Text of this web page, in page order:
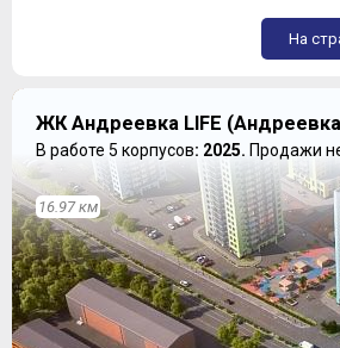
На
ЖК Андреевка LIFE
В работе 5 корпусов: 2025. Продажи
16.97 км